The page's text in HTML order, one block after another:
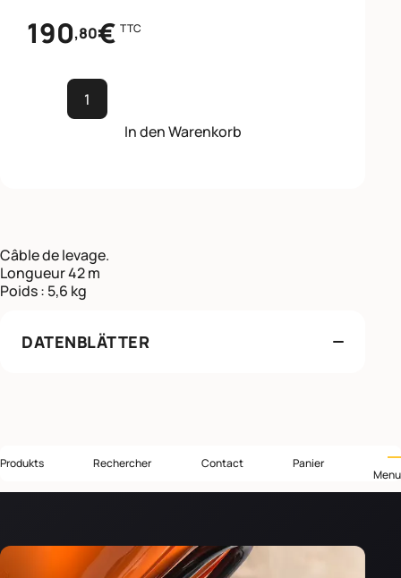
190,80€ TTC
CÂBLE DE LEVAGE Ø5 LONGUEUR 42 M Menge
In den Warenkorb
Câble de levage.
Longueur 42 m
Poids : 5,6 kg
DATENBLÄTTER
Produkts Rechercher Contact Panier
Menu